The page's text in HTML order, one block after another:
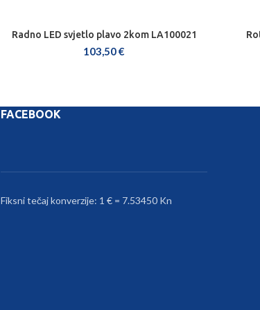
DODAJ U KOŠARICU
Radno LED svjetlo plavo 2kom LA100021
103,50€
FACEBOOK
Fiksni tečaj konverzije: 1 € = 7.53450 Kn